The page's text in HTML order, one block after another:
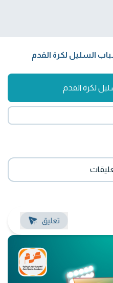
السليل لكرة القدم
لكرة القدم